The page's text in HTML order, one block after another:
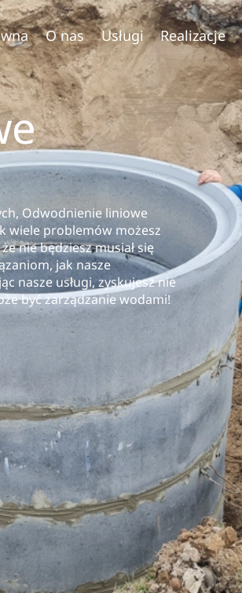
O nas Usługi Realizacje
Odwodnienie liniowe
wiele problemów możesz
nie będziesz musiał się
jak nasze
nasze usługi, zyskujesz nie
być zarządzanie wodami!